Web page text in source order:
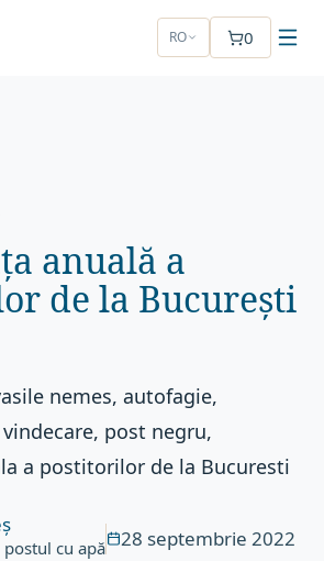
RO 0
anuală a
de la București
nemes, autofagie,
post negru,
a postitorilor de la Bucuresti
cu apă
28 septembrie 2022